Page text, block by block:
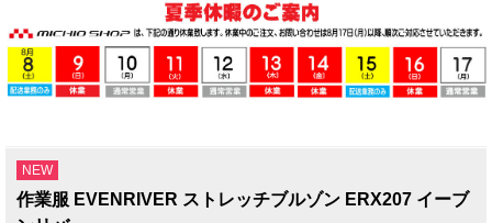
NEW
作業服 EVENRIVER ストレッチブルゾン ERX207 イーブ